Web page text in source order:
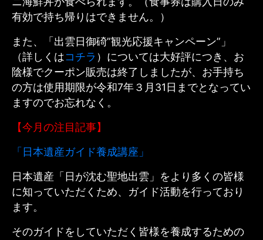
有効で持ち帰りはできません。）
また、
「出雲日御碕”観光応援キャンペーン”」
（詳しくはコチラ ）については大好評につき、お
陰様でクーポン販売は終了 しましたが、お手持ち
の方は使用期限が令和7年３月31日までとなってい
ますのでお忘れなく。
【今月の注目記事】
「日本遺産ガイド養成講座」
日本遺産「日が沈む聖地出雲」をより多くの皆様
に知っていただくため、ガイド活動を行っており
ます。
そのガイドをしていただく皆様を養成するための